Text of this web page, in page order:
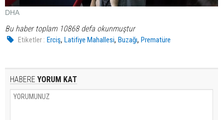
DHA
Bu haber toplam 10868 defa okunmuştur
Etiketler : Erciş,Latifiye Mahallesi,Buzağı,Prematüre
HABERE YORUM KAT